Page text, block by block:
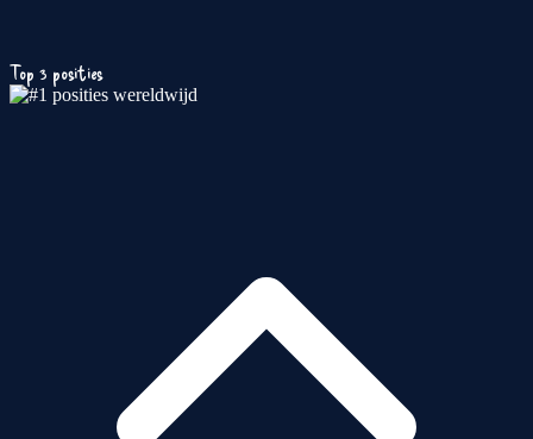
Top 3 posities